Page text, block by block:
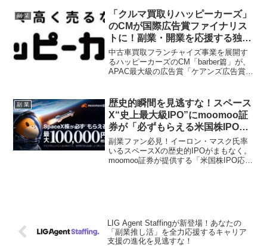
マーティン・セリグマン教授らが提唱す
る「PRISM」で、あなたのキャリアをさ
らに輝かせましょう。
副 業
「クルマ買取りハッピーカーズ」
のCMが国際広告賞ファイナリス
トに！副業・開業を応援する独自
モデルが今、注目の的！
中古車買取フランチャイズ事業を展開す
るハッピーカーズのCM「barber篇」が、
APAC最大級の広告賞「ケアンズ広告賞」
な哲学と、低リスク・低コストで始めら
れるフランチャイズモデルにも注目を集
めています。副業や独立開業を考えてい
るファンにとって、見逃せないチャンス
と可能性が広がっています！
副 業
歴史的瞬間を見逃すな！スペース
X“史上最大級IPO”にmoomoo証
券が「必ずもらえる米国株IPO応
援プログラム」で参戦！
副業ファン必見！イーロン・マスク氏率
いるスペースXの歴史的IPOがまもなく。
moomoo証券が提供する「米国株IPO応援
LIG Agent Staffingが新登場！あなたの
「副業推し活」を全力応援するキャリア
支援の進化を見逃すな！